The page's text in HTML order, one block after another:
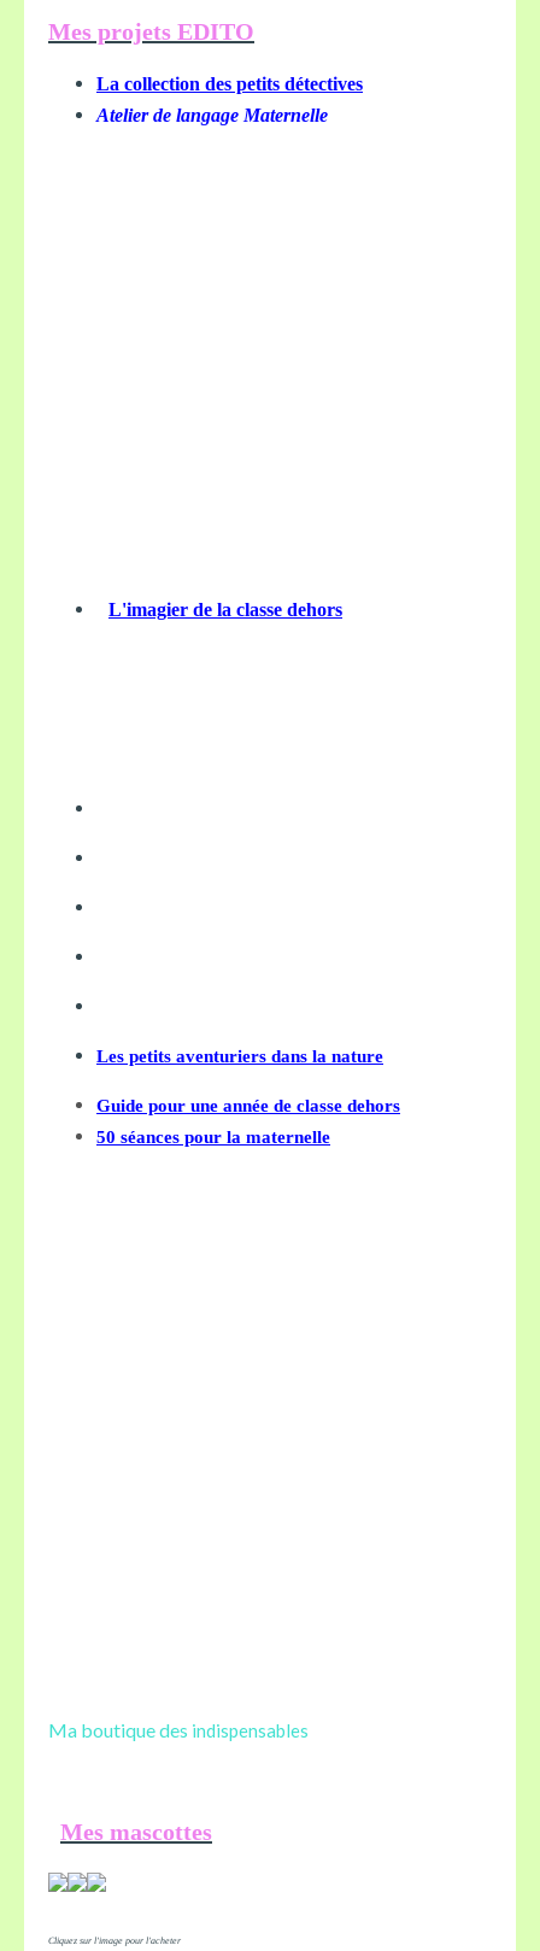
Mes projets EDITO
La collection des petits détectives
Atelier de langage Maternelle
L'imagier de la classe dehors
Les petits aventuriers dans la nature
Guide pour une année de classe dehors
50 séances pour la maternelle
Ma boutique des indispensables
Mes mascottes
Cliquez sur l'image pour l'acheter